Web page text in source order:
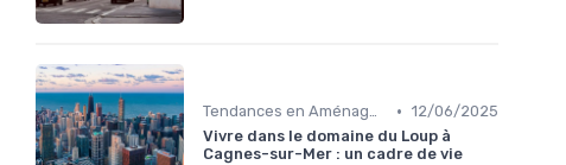
Tendances en Aménagement Domestique • 12/06/2025
Vivre dans le domaine du Loup à
Cagnes-sur-Mer : un cadre de vie